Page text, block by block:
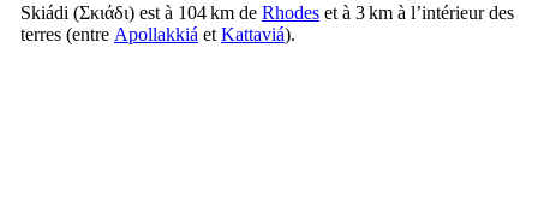
Skiádi (Σκιάδι) est à 104 km de Rhodes et à 3 km à l’intérieur des
terres (entre Apollakkiá et Kattaviá).